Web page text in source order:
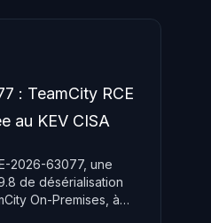
: TeamCity RCE
au KEV CISA
2026-63077, une
de désérialisation
On-Premises, à